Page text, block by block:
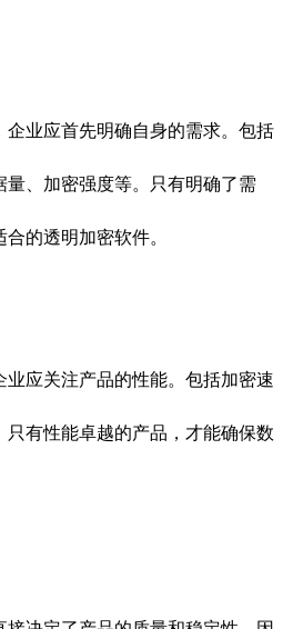
业应首先明确自身的需求。包括
量、加密强度等。只有明确了需
的透明加密软件。
应关注产品的性能。包括加密速
有性能卓越的产品，才能确保数